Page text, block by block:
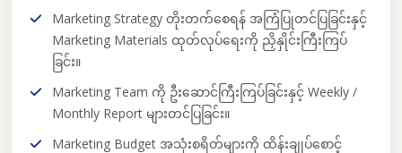
Marketing Strategy တိုးတက်စေရန် အကြံပြုတင်ပြခြင်းနှင့်
Marketing Materials ထုတ်လုပ်ရေးကို ညှိနှိုင်းကြီးကြပ်
ခြင်း။
Marketing Team ကို ဦးဆောင်ကြီးကြပ်ခြင်းနှင့် Weekly /
Monthly Report များတင်ပြခြင်း။
Marketing Budget အသုံးစရိတ်များကို ထိန်းချုပ်စောင့်